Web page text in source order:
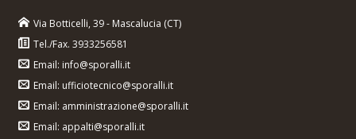
Via Botticelli, 39 - Mascalucia (CT)
Tel./Fax. 3933256581
Email: info@sporalli.it
Email: ufficiotecnico@sporalli.it
Email: amministrazione@sporalli.it
Email: appalti@sporalli.it